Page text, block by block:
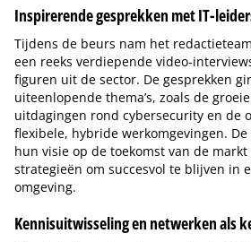
Inspirerende gesprekken met IT-
Tijdens de beurs nam het
een reeks verdiepende video-
figuren uit de sector. De gesprekken
uiteenlopende thema’s, zoals de
uitdagingen rond cybersecurity en de
flexibele, hybride werkomgevingen.
hun visie op de toekomst van de
strategieën om succesvol te blijven in
omgeving.
Kennisuitwisseling en netwerken als